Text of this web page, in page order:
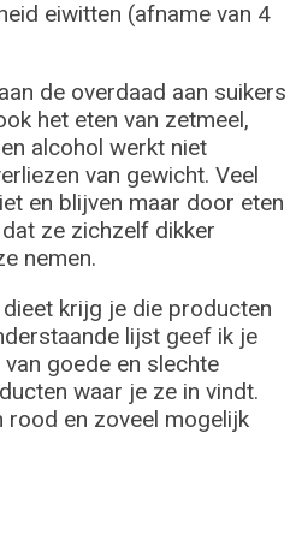
eiwitten (afname van 4
de overdaad aan suikers
het eten van zetmeel,
alcohol werkt niet
van gewicht. Veel
en blijven maar door eten
ze zichzelf dikker
nemen.
krijg je die producten
lijst geef ik je
goede en slechte
waar je ze in vindt.
rood en zoveel mogelijk